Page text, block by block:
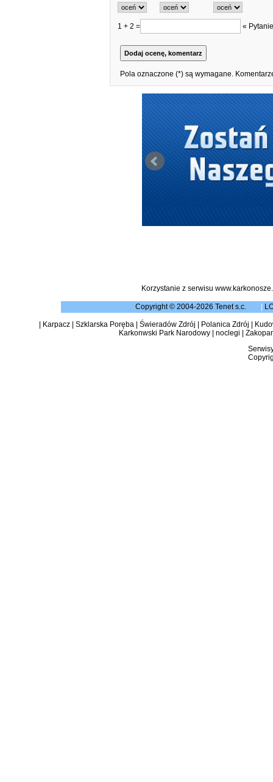
1 + 2 = «
Pola oznaczone (*) są wymagane.
Korzystanie z serwisu
Copyright © 2004-2026 Tenet s.c.
Karpacz| Szklarska Poręba| Świeradów Zdrój Polanica Zdrój
Karkonwski Park Narodowy| noclegi